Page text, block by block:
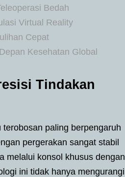
Bedah
Virtual Reality
Cepat
Kesehatan Global
Tindakan
paling berpengaruh
pergerakan sangat stabil
melalui konsol khusus dengan
ini tidak hanya mengurangi